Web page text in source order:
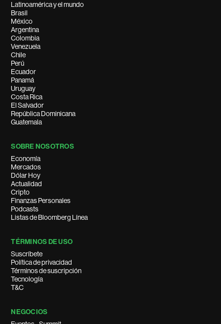
Latinoamérica y el mundo
Brasil
México
Argentina
Colombia
Venezuela
Chile
Perú
Ecuador
Panamá
Uruguay
Costa Rica
El Salvador
República Dominicana
Guatemala
SOBRE NOSOTROS
Economía
Mercados
Dólar Hoy
Actualidad
Cripto
Finanzas Personales
Podcasts
Listas de Bloomberg Línea
TÉRMINOS DE USO
Suscríbete
Política de privacidad
Términos de suscripción
Tecnología
T&C
NEGOCIOS